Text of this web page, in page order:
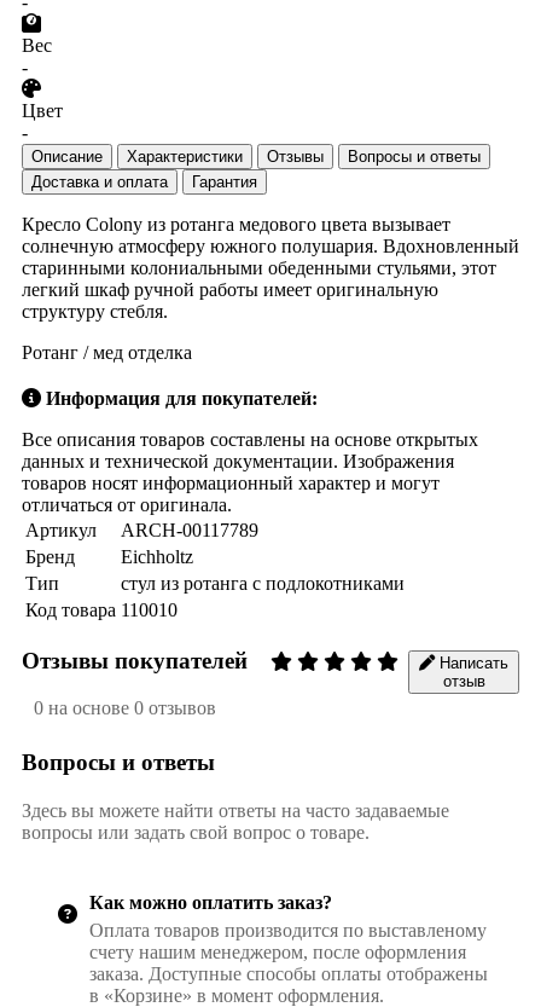
Вес
-
Цвет
-
Описание Характеристики Отзывы
Вопросы и ответы
Доставка и оплата
Гарантия
Кресло Colony из ротанга медового цвета вызывает
солнечную атмосферу южного полушария. Вдохновленный
старинными колониальными обеденными стульями, этот
легкий шкаф ручной работы имеет оригинальную
структуру стебля.
Ротанг / мед отделка
Информация для покупателей:
Все описания товаров составлены на основе открытых
данных и технической документации. Изображения
товаров носят информационный характер и могут
отличаться от оригинала.
Артикул
ARCH-00117789
Бренд
Eichholtz
Тип
стул из ротанга с подлокотниками
Код товара 110010
Отзывы покупателей
0 на основе 0 отзывов
Написать
отзыв
Вопросы и ответы
Здесь вы можете найти ответы на часто задаваемые
вопросы или задать свой вопрос о товаре.
Как можно оплатить заказ?
Оплата товаров производится по выставленому
счету нашим менеджером, после оформления
заказа. Доступные способы оплаты отображены
в «Корзине» в момент оформления.